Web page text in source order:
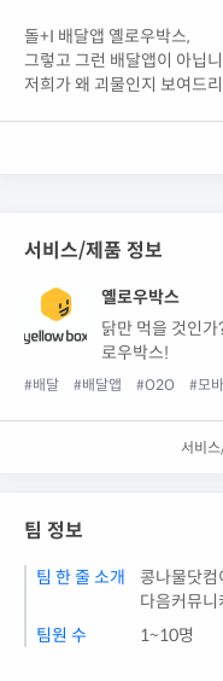
돌+I 배달앱 옐로우박스,
그렇고 그런 배달앱이 아닙
저희가 왜 괴물인지 보여드
서비스/제품 정보
옐로우박스
닭만 먹을 것인가? 적립
로우박스!
#배달 #배달앱 #O2O #모
서비
팀 정보
팀 한 줄 소개
콩나물닷
다음커뮤
팀원 수
1~10명